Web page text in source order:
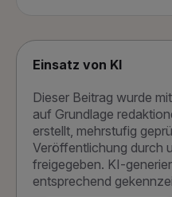
Einsatz von KI
Dieser Beitrag wurde
auf Grundlage
erstellt, mehrstufig
Veröffentlichung durch
freigegeben. KI-
entsprechend